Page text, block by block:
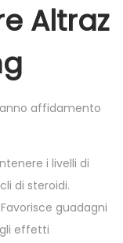
Altraz
affidamento
i livelli di
di steroidi.
Favorisce guadagni
effetti